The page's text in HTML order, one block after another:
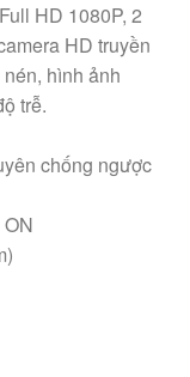
HD 1080P, 2
HD truyền
hình ảnh
trễ.
chống ngược